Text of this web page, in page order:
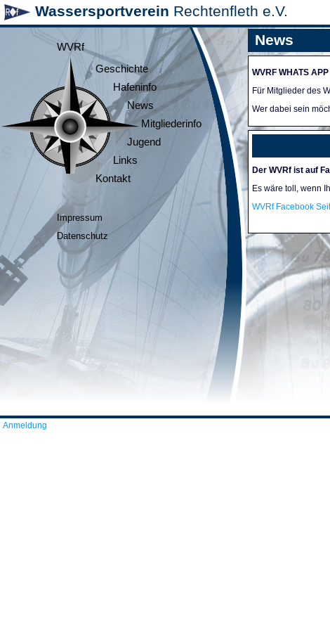
Wassersportverein Rechtenfleth e.V.
WVRf
Geschichte
Hafeninfo
News
Mitgliederinfo
Jugend
Links
Kontakt
Impressum
Datenschutz
News
WVRF WHATS
Für Mitglieder des
Wer dabei sein
Der WVRf ist auf
Es wäre toll, wenn
WVRf Facebook
Anmeldung